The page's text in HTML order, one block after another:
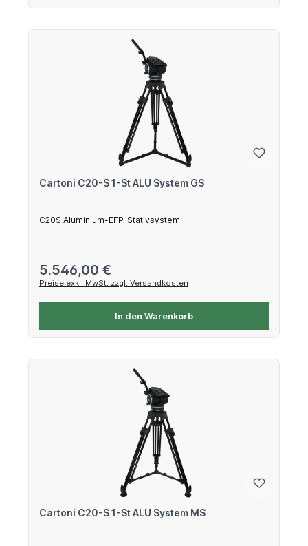
Cartoni C20-S 1-St ALU System GS
C20S Aluminium-EFP-Stativsystem
Regulärer Preis:
5.546,00 €
Preise exkl. MwSt. zzgl. Versandkosten
In den Warenkorb
Cartoni C20-S 1-St ALU System MS